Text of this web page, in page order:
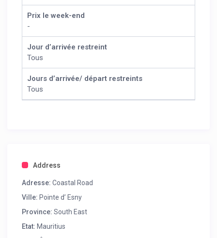
Prix le week-end
-
Jour d’arrivée restreint
Tous
Jours d’arrivée/ départ restreints
Tous
Address
Adresse: Coastal Road
Ville: Pointe d’ Esny
Province: South East
Etat: Mauritius